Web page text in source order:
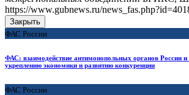
https://www.gubnews.ru/
Закрыть
ФАС России
ФАС: взаимодействие антимонопольных органов России и
укреплению экономики и развитию конкуренции
ФАС России